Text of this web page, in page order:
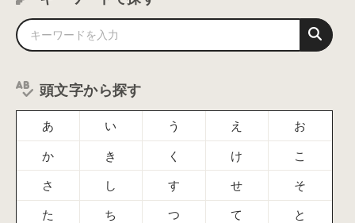
頭文字から探す
あ い う え お
か き く け こ
さ し す せ そ
た ち つ て と